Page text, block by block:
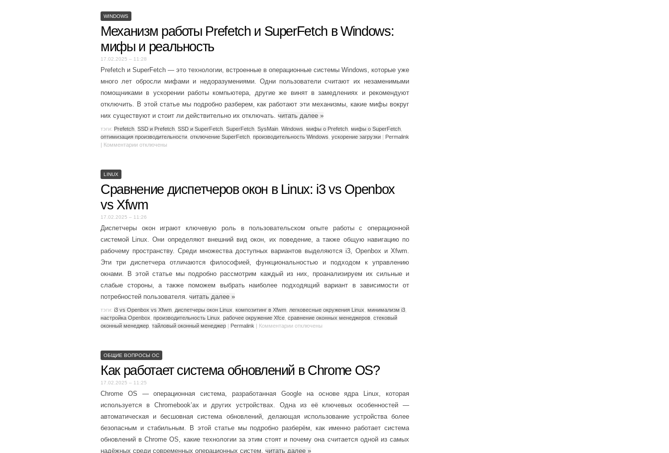
WINDOWS
Механизм работы Prefetch и SuperFetch в Windows:
мифы и реальность
17.02.2025 – 11:28
Prefetch и SuperFetch — это технологии, встроенные в операционные системы Windows, которые уже
много лет обросли мифами и недоразумениями. Одни пользователи считают их незаменимыми
помощниками в ускорении работы компьютера, другие же винят в замедлениях и рекомендуют
отключить. В этой статье мы подробно разберем, как работают эти механизмы, какие мифы вокруг
них существуют и стоит ли действительно их отключать. читать далее »
тэги: Prefetch SSD и Prefetch SSD и SuperFetch SuperFetch SysMain Windows мифы о Prefetch мифы о SuperFetch
оптимизация производительности отключение SuperFetch производительность Windows ускорение загрузки | Permalink
| Комментарии отключены
LINUX
Сравнение диспетчеров окон в Linux: i3 vs Openbox
vs Xfwm
17.02.2025 – 11:26
Диспетчеры окон играют ключевую роль в пользовательском опыте работы с операционной
системой Linux. Они определяют внешний вид окон, их поведение, а также общую навигацию по
рабочему пространству. Среди множества доступных вариантов выделяются i3, Openbox и Xfwm.
Эти три диспетчера отличаются философией, функциональностью и подходом к управлению
окнами. В этой статье мы подробно рассмотрим каждый из них, проанализируем их сильные и
слабые стороны, а также поможем выбрать наиболее подходящий вариант в зависимости от
потребностей пользователя. читать далее »
тэги: i3 vs Openbox vs Xfwm диспетчеры окон Linux композитинг в Xfwm легковесные окружения Linux минимализм i3
настройка Openbox производительность Linux рабочее окружение Xfce сравнение оконных менеджеров стековый
оконный менеджер тайловый оконный менеджер | Permalink | Комментарии отключены
ОБЩИЕ ВОПРОСЫ ОС
Как работает система обновлений в Chrome OS?
17.02.2025 – 11:25
Chrome OS — операционная система, разработанная Google на основе ядра Linux, которая
используется в Chromebook’ах и других устройствах. Одна из её ключевых особенностей —
автоматическая и бесшовная система обновлений, делающая использование устройства более
безопасным и стабильным. В этой статье мы подробно разберём, как именно работает система
обновлений в Chrome OS, какие технологии за этим стоят и почему она считается одной из самых
надёжных среди современных операционных систем. читать далее »